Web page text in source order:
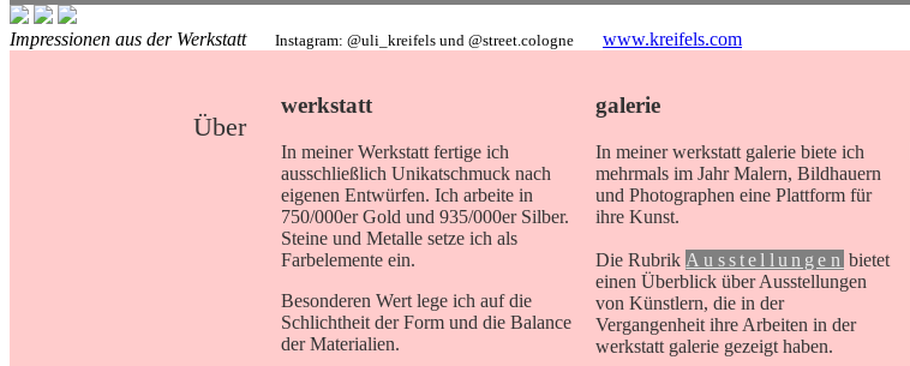
Impressionen aus der Werkstatt Instagram: @uli_kreifels und @street.cologne www.kreifels.com
Über
werkstatt
In meiner Werkstatt fertige ich
ausschließlich Unikatschmuck nach
eigenen Entwürfen. Ich arbeite in
750/000er Gold und 935/000er Silber.
Steine und Metalle setze ich als
Farbelemente ein.
Besonderen Wert lege ich auf die
Schlichtheit der Form und die Balance
der Materialien.
galerie
In meiner werkstatt galerie biete ich
mehrmals im Jahr Malern, Bildhauern
und Photographen eine Plattform für
ihre Kunst.
Die Rubrik Ausstellungen bietet
einen Überblick über Ausstellungen
von Künstlern, die in der
Vergangenheit ihre Arbeiten in der
werkstatt galerie gezeigt haben.